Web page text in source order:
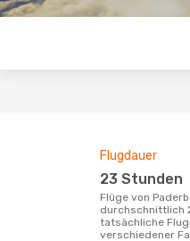
Flugdauer
23 Stunden
Flüge von Paderborn nach Dhaka dauern
durchschnittlich
tatsächliche
verschiedener